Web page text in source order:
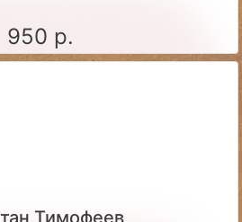
950 р.
Тимофеев